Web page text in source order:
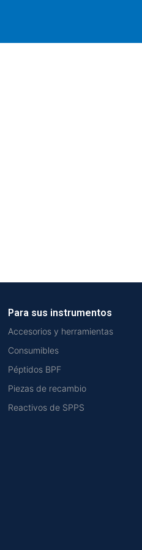
Para sus instrumentos
Accesorios y herramientas
Consumibles
Péptidos BPF
Piezas de recambio
Reactivos de SPPS